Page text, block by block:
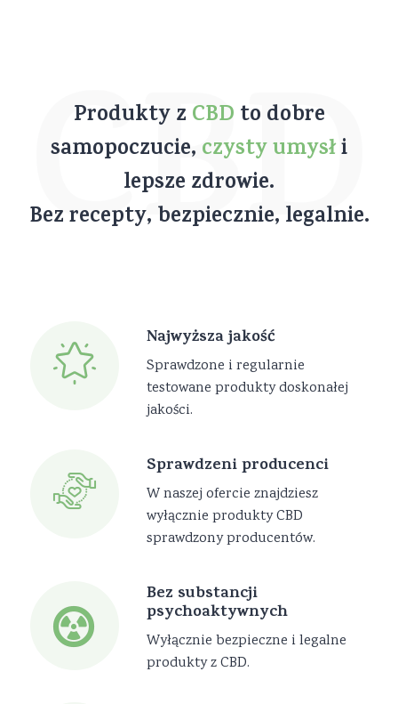
CBD
Produkty z CBD to dobre
samopoczucie, czysty umysłi
lepsze zdrowie.
Bez recepty, bezpiecznie, legalnie.
Najwyższa jakość
Sprawdzone i regularnie
testowane produkty doskonałej
jakości.
Sprawdzeni producenci
W naszej ofercie znajdziesz
wyłącznie produkty CBD
sprawdzony producentów.
Bez substancji
psychoaktywnych
Wyłącznie bezpieczne i legalne
produkty z CBD.